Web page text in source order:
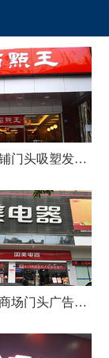
面点王店铺门头吸塑发光字广告招牌
国美电器商场门头广告招牌设计制作安装